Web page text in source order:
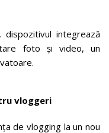
integrează
foto și video, un
vloggeri
de vlogging la un nou